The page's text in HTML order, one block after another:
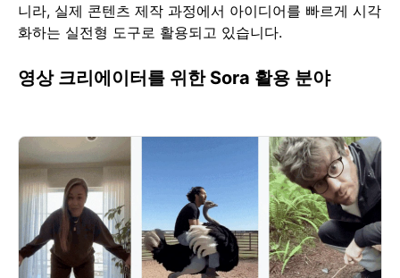
니라, 실제 콘텐츠 제작 과정에서 아이디어를 빠르게 시각
화하는 실전형 도구로 활용되고 있습니다.
영상 크리에이터를 위한 Sora 활용 분야